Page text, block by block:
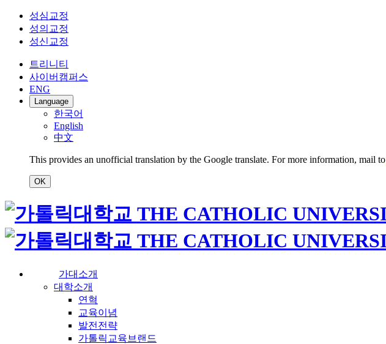
성심교정
성의교정
성신교정
트리니티
사이버캠퍼스
ENG
Language
한국어
English
中文
This provides an unofficial translation by the Google translate. For more information, mail to
OK
가대소개
대학소개
연혁
교육이념
발전전략
가톨릭교육브랜드